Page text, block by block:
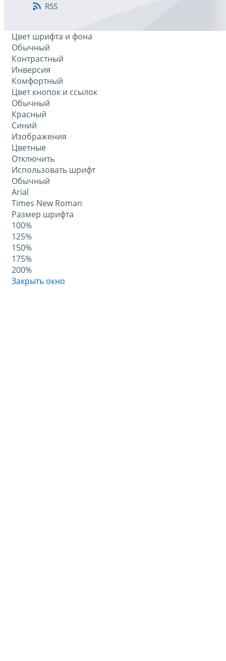
RSS
Цвет шрифта и фона
Обычный
Контрастный
Инверсия
Комфортный
Цвет кнопок и ссылок
Обычный
Красный
Синий
Изображения
Цветные
Отключить
Использовать шрифт
Обычный
Arial
Times New Roman
Размер шрифта
100%
125%
150%
175%
200%
Закрыть окно